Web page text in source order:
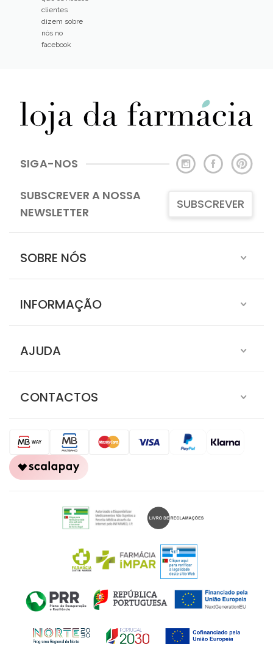
clientes
dizem sobre
nós no
facebook
SIGA-NOS
SUBSCREVER A NOSSA
NEWSLETTER
SUBSCREVER
SOBRE NÓS
INFORMAÇÃO
AJUDA
CONTACTOS